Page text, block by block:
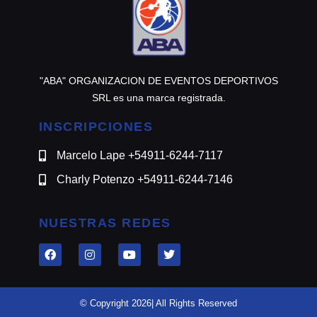
"ABA" ORGANIZACION DE EVENTOS DEPORTIVOS
SRL es una marca registrada.
INSCRIPCIONES
Marcelo Lape +54911-6244-7117
Charly Potenzo +54911-6244-7146
NUESTRAS REDES
© Copyright 2026| All Rights Reserved